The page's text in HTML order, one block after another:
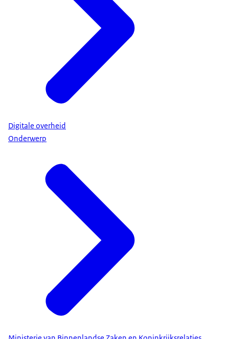
Digitale overheid
Onderwerp